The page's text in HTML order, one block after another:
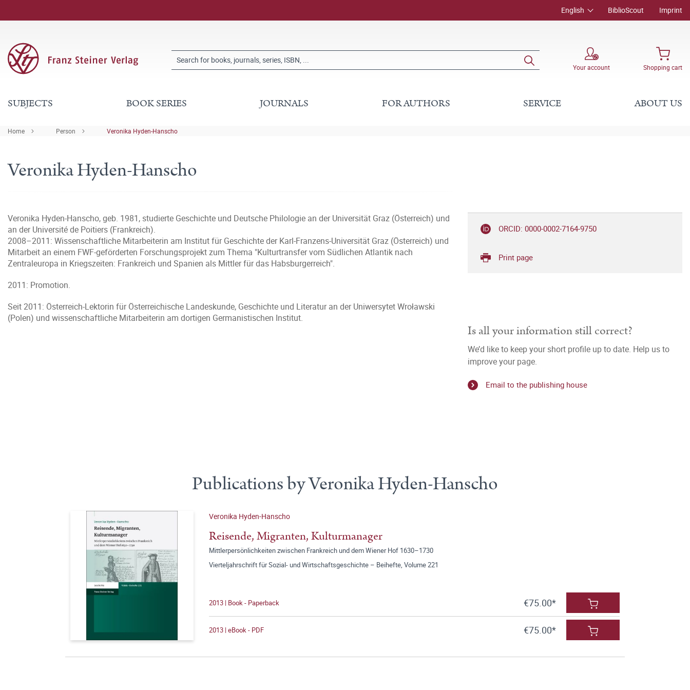
English BiblioScout Imprint
Your account Shopping cart
SUBJECTS BOOK SERIES JOURNALS FOR AUTHORS SERVICE ABOUT US
Home Person Veronika Hyden-Hanscho
Veronika Hyden-Hanscho
Veronika Hyden-Hanscho, geb. 1981, studierte Geschichte und Deutsche Philologie an der Universität Graz (Österreich) und
an der Université de Poitiers (Frankreich).
2008–2011: Wissenschaftliche Mitarbeiterin am Institut für Geschichte der Karl-Franzens-Universität Graz (Österreich) und
Mitarbeit an einem FWF-geförderten Forschungsprojekt zum Thema "Kulturtransfer vom Südlichen Atlantik nach
Zentraleuropa in Kriegszeiten: Frankreich und Spanien als Mittler für das Habsburgerreich".
2011: Promotion.
Seit 2011: Österreich-Lektorin für Österreichische Landeskunde, Geschichte und Literatur an der Uniwersytet Wroławski
(Polen) und wissenschaftliche Mitarbeiterin am dortigen Germanistischen Institut.
ORCID: 0000-0002-7164-9750
Print page
Is all your information still correct?
We’d like to keep your short profile up to date. Help us to
improve your page.
Email to the publishing house
Publications by Veronika Hyden-Hanscho
Veronika Hyden-Hanscho
Reisende, Migranten, Kulturmanager
Mittlerpersönlichkeiten zwischen Frankreich und dem Wiener Hof 1630–1730
Vierteljahrschrift für Sozial- und Wirtschaftsgeschichte – Beihefte, Volume 221
2013 | Book - Paperback €75.00*
2013 | eBook - PDF €75.00*